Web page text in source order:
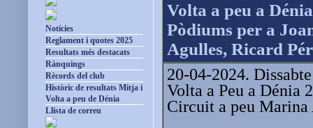
Volta a peu a Dénia
Pòdiums per a
Agulles, Ricard
20-04-2024.
Volta a Peu a Dénia
Circuit a peu Marina
Notícies
Reglament i quotes 2025
Resultats més destacats
Rànquings
Rècords del club
Històric de resultats Mitja i
Volta a peu de Dénia
Llista de correu